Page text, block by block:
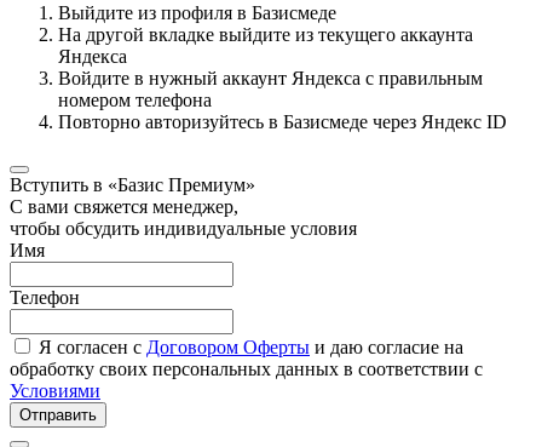
Выйдите из профиля в Базисмеде
На другой вкладке выйдите из текущего аккаунта
Яндекса
Войдите в нужный аккаунт Яндекса с правильным
номером телефона
Повторно авторизуйтесь в Базисмеде через Яндекс ID
Вступить в «Базис Премиум»
С вами свяжется менеджер,
чтобы обсудить индивидуальные условия
Имя
Телефон
Я согласен с Договором Оферты и даю согласие на
обработку своих персональных данных в соответствии с
Условиями
Отправить